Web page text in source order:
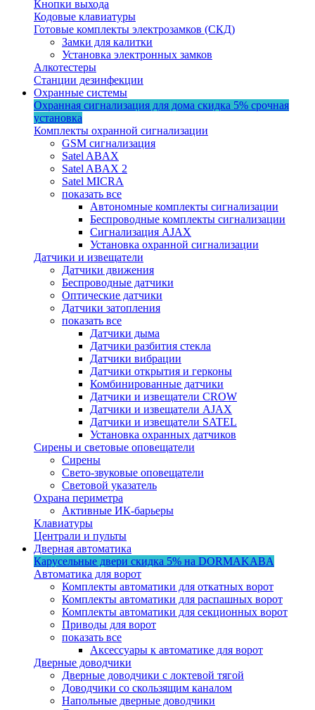
Кнопки выхода
Кодовые клавиатуры
Готовые комплекты электрозамков (СКД)
Замки для калитки
Установка электронных замков
Алкотестеры
Станции дезинфекции
Охранные системы
Охранная сигнализация для дома скидка 5% срочная
установка
Комплекты охранной сигнализации
GSM сигнализация
Satel ABAX
Satel ABAX 2
Satel MICRA
показать все
Автономные комплекты сигнализации
Беспроводные комплекты сигнализации
Сигнализация AJAX
Установка охранной сигнализации
Датчики и извещатели
Датчики движения
Беспроводные датчики
Оптические датчики
Датчики затопления
показать все
Датчики дыма
Датчики разбития стекла
Датчики вибрации
Датчики открытия и герконы
Комбинированные датчики
Датчики и извещатели CROW
Датчики и извещатели AJAX
Датчики и извещатели SATEL
Установка охранных датчиков
Сирены и световые оповещатели
Сирены
Свето-звуковые оповещатели
Световой указатель
Охрана периметра
Активные ИК-барьеры
Клавиатуры
Централи и пульты
Дверная автоматика
Карусельные двери скидка 5% на DORMAKABA
Автоматика для ворот
Комплекты автоматики для откатных ворот
Комплекты автоматики для распашных ворот
Комплекты автоматики для секционных ворот
Приводы для ворот
показать все
Аксессуары к автоматике для ворот
Дверные доводчики
Дверные доводчики с локтевой тягой
Доводчики со скользящим каналом
Напольные дверные доводчики